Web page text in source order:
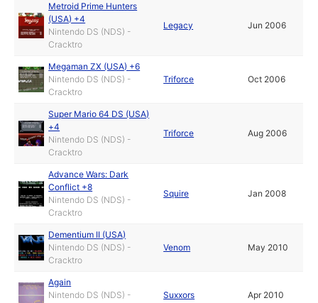
Metroid Prime Hunters
(USA) +4
Nintendo DS (NDS) -
Cracktro
Legacy Jun 2006
Megaman ZX (USA) +6
Nintendo DS (NDS) -
Cracktro
Triforce Oct 2006
Super Mario 64 DS (USA)
+4
Nintendo DS (NDS) -
Cracktro
Triforce Aug 2006
Advance Wars: Dark
Conflict +8
Nintendo DS (NDS) -
Cracktro
Squire Jan 2008
Dementium II (USA)
Nintendo DS (NDS) -
Cracktro
Venom May 2010
Again
Nintendo DS (NDS) -
Suxxors Apr 2010